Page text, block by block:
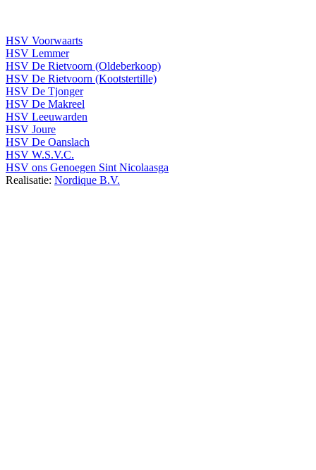
HSV Voorwaarts
HSV Lemmer
HSV De Rietvoorn (Oldeberkoop)
HSV De Rietvoorn (Kootstertille)
HSV De Tjonger
HSV De Makreel
HSV Leeuwarden
HSV Joure
HSV De Oanslach
HSV W.S.V.C.
HSV ons Genoegen Sint Nicolaasga
Realisatie: Nordique B.V.